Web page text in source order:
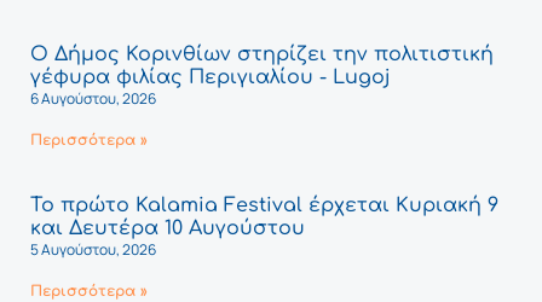
Ο Δήμος Κορινθίων στηρίζει την πολιτιστική
γέφυρα φιλίας Περιγιαλίου - Lugoj
6 Αυγούστου, 2026
Περισσότερα »
Το πρώτο Kalamia Festival έρχεται Κυριακή 9
και Δευτέρα 10 Αυγούστου
5 Αυγούστου, 2026
Περισσότερα »